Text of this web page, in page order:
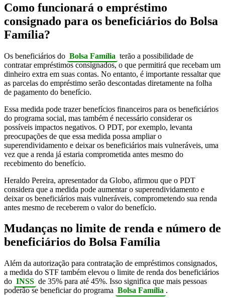
Como funcionará o empréstimo
consignado para os beneficiários do Bolsa
Família?
Os beneficiários do Bolsa Família terão a possibilidade de
contratar empréstimos consignados, o que permitirá que recebam um
dinheiro extra em suas contas. No entanto, é importante ressaltar que
as parcelas do empréstimo serão descontadas diretamente na folha
de pagamento do benefício.
Essa medida pode trazer benefícios financeiros para os beneficiários
do programa social, mas também é necessário considerar os
possíveis impactos negativos. O PDT, por exemplo, levanta
preocupações de que essa medida possa ampliar o
superendividamento e deixar os beneficiários mais vulneráveis, uma
vez que a renda já estaria comprometida antes mesmo do
recebimento do benefício.
Heraldo Pereira, apresentador da Globo, afirmou que o PDT
considera que a medida pode aumentar o superendividamento e
deixar os beneficiários mais vulneráveis, comprometendo sua renda
antes mesmo de receberem o valor do benefício.
Mudanças no limite de renda e número de
beneficiários do Bolsa Família
Além da autorização para contratação de empréstimos consignados,
a medida do STF também elevou o limite de renda dos beneficiários
do INSS de 35% para até 45%. Isso significa que mais pessoas
poderão se beneficiar do programa Bolsa Família .